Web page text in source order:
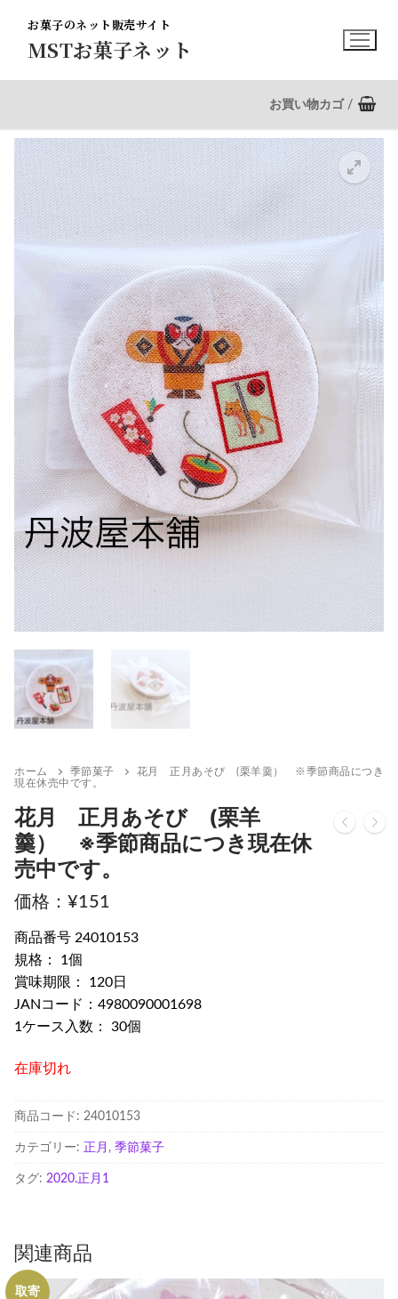
MSTお菓子ネット
お菓子のネット販売サイト
お買い物カゴ /
🔍
ホーム 季節菓子
花月 正月あそび (栗羊羹） ※季節商品につき
現在休売中です。
花月 正月あそび (栗羊
羹） ※季節商品につき現在休
売中です。
¥151
商品番号 24010153
規格： 1個
賞味期限： 120日
JANコード：4980090001698
1ケース入数： 30個
在庫切れ
商品コード: 24010153
カテゴリー: 正月 , 季節菓子
タグ: 2020.正月1
関連商品
取寄